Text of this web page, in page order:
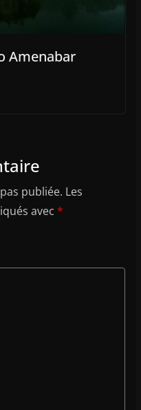
Amenabar
publiée. Les
avec *